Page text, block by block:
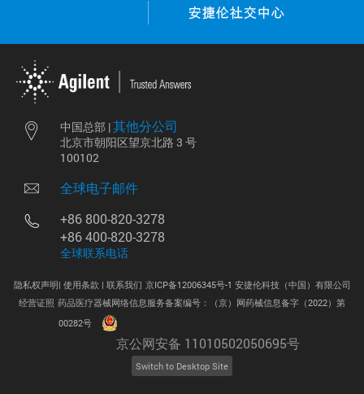
中国总部 |其他分公司
北京市朝阳区望京北路 3 号
100102
全球电子邮件
+86 800-820-3278
+86 400-820-3278
全球联系电话
隐私权声明| 使用条款 | 联系我们 京ICP备12006345号-1 安捷伦科技（中国）有限公司
经营证照 药品医疗器械网络信息服务备案编号：（京）网药械信息备字（2022）第
00282号
京公网安备 11010502050695号
Switch to Desktop Site